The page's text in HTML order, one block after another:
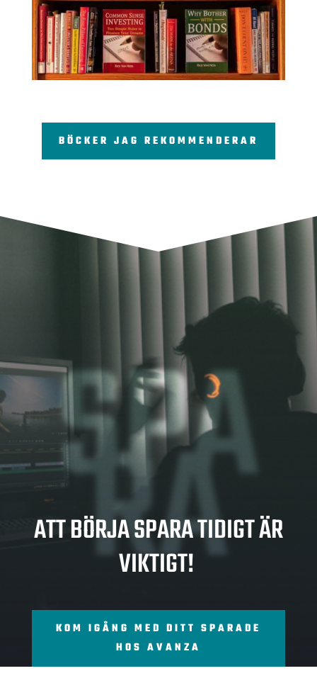
BÖCKER JAG REKOMMENDERAR
SPA
RA
ATT BÖRJA SPARA TIDIGT ÄR
VIKTIGT!
KOM IGÅNG MED DITT SPARADE
HOS AVANZA